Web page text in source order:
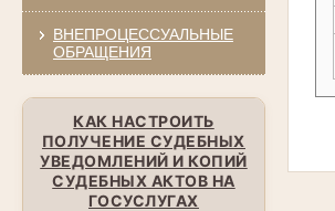
ВНЕПРОЦЕССУАЛЬНЫЕ
ОБРАЩЕНИЯ
КАК НАСТРОИТЬ
ПОЛУЧЕНИЕ СУДЕБНЫХ
УВЕДОМЛЕНИЙ И КОПИЙ
СУДЕБНЫХ АКТОВ НА
ГОСУСЛУГАХ